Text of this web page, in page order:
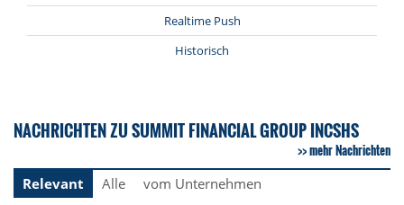
Realtime Push
Historisch
NACHRICHTEN ZU SUMMIT FINANCIAL GROUP INCSHS
mehr Nachrichten
Relevant
Alle vom Unternehmen